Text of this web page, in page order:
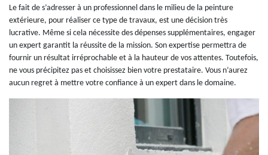
Le fait de s’adresser à un professionnel dans le milieu de la peinture
extérieure, pour réaliser ce type de travaux, est une décision très
lucrative. Même si cela nécessite des dépenses supplémentaires, engager
un expert garantit la réussite de la mission. Son expertise permettra de
fournir un résultat irréprochable et à la hauteur de vos attentes. Toutefois,
ne vous précipitez pas et choisissez bien votre prestataire. Vous n’aurez
aucun regret à mettre votre confiance à un expert dans le domaine.